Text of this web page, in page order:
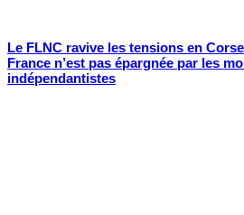
Le FLNC ravive les tensions en
France n’est pas épargnée par les
indépendantistes